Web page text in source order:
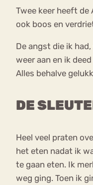
Twee keer heeft de
ook boos en
De angst die ik
weer aan en ik
Alles behalve
DE
Heel veel praten
het eten nadat ik
te gaan eten. Ik
weg ging. Toen ik